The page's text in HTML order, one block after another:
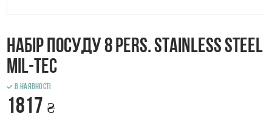
Набір посуду 8 PERS. STAINLESS STEEL
Mil-Tec
В наявності
1817 ₴